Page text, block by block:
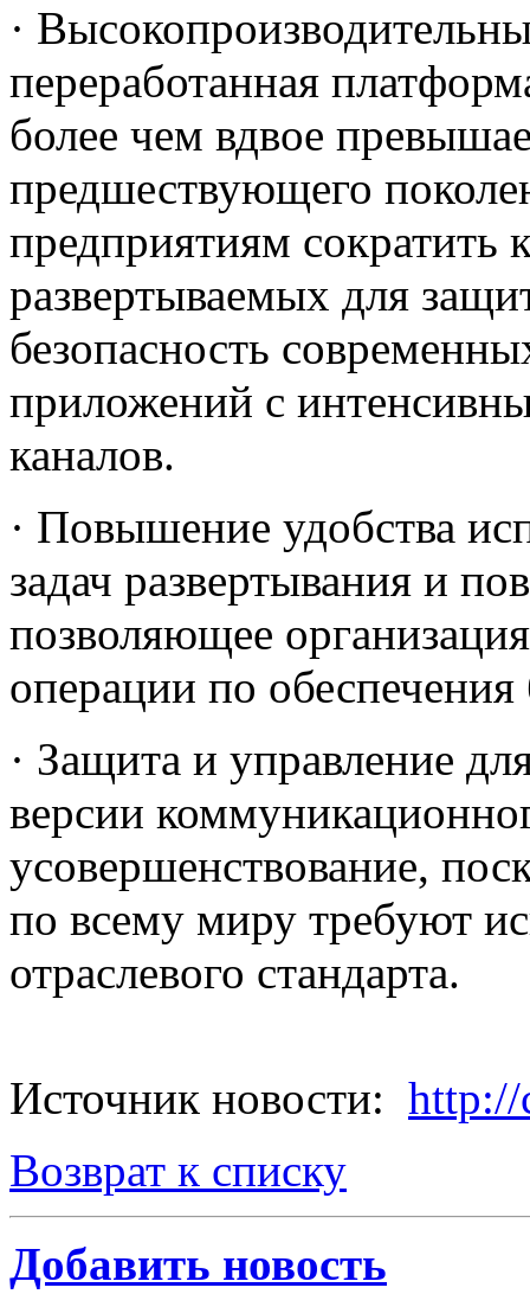
·
переработанная
более чем вдвое
предшествующего
предприятиям сократить
развертываемых для
безопасность
приложений с
каналов.
· Повышение удобства
задач развертывания и
позволяющее
операции по обеспечения
· Защита и управление
версии
усовершенствование,
по всему миру требуют
отраслевого стандарта.
Источник новости: http://
Возврат к списку
Добавить новость